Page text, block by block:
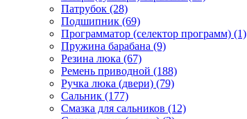
Патрубок (28)
Подшипник (69)
Программатор (селектор программ) (1)
Пружина барабана (9)
Резина люка (67)
Ремень приводной (188)
Ручка люка (двери) (79)
Сальник (177)
Смазка для сальников (12)